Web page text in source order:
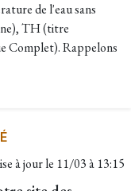
de l'eau sans
TH (titre
Complet). Rappelons
à jour le 11/03 à 13:15